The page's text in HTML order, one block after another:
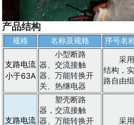
关、热继电器、
测量仪表和互感
器
组合
型号规格 总开关 支路数
XQB58-2
iC65
CM1
GSM1
施
系
各
XQB58-4
4
XQB58-8
8